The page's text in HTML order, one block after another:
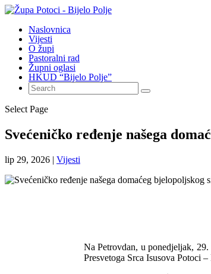
Naslovnica
Vijesti
O župi
Pastoralni rad
Župni oglasi
HKUD “Bijelo Polje”
Select Page
Svećeničko ređenje našega
lip 29, 2026 | Vijesti
Na Petrovdan, u ponedjeljak,
Presvetoga Srca Isusova Potoci